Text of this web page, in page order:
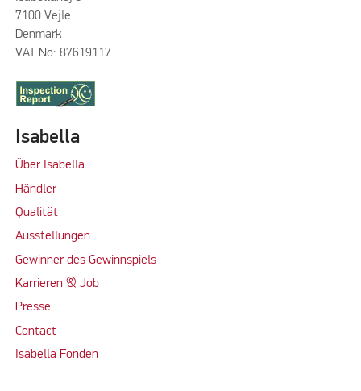
7100 Vejle
Denmark
VAT No: 87619117
Isabella
Über Isabella
Händler
Qualität
Ausstellungen
Gewinner des Gewinnspiels
Karrieren & Job
Presse
Contact
Isabella Fonden